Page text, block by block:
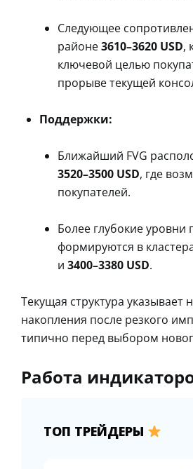
Следующее
районе3610–3620 USD,
ключевой целью
прорыве текущей
Поддержки:
Ближайший FVG
3520–3500 USD, где
покупателей.
Более глубокие уровни
формируются в
и 3400–3380 USD.
Текущая структура
накопления после резкого
типично перед выбором
Работа
ТОП ТРЕЙДЕРЫ